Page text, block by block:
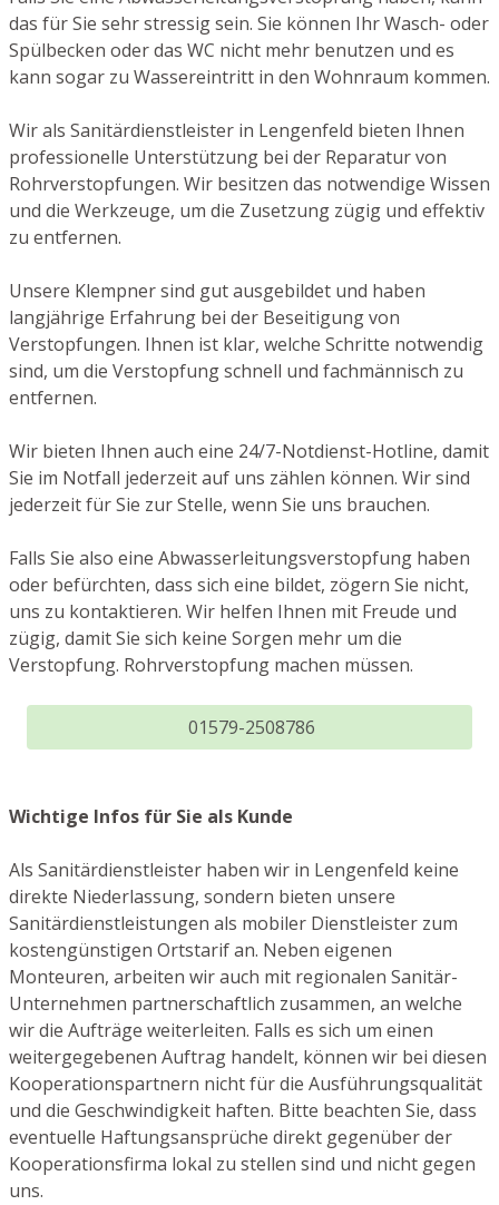
das für Sie sehr stressig sein. Sie können Ihr Wasch- oder
Spülbecken oder das WC nicht mehr benutzen und es
kann sogar zu Wassereintritt in den Wohnraum kommen.
Wir als Sanitärdienstleister in Lengenfeld bieten Ihnen
professionelle Unterstützung bei der Reparatur von
Rohrverstopfungen. Wir besitzen das notwendige Wissen
und die Werkzeuge, um die Zusetzung zügig und effektiv
zu entfernen.
Unsere Klempner sind gut ausgebildet und haben
langjährige Erfahrung bei der Beseitigung von
Verstopfungen. Ihnen ist klar, welche Schritte notwendig
sind, um die Verstopfung schnell und fachmännisch zu
entfernen.
Wir bieten Ihnen auch eine 24/7-Notdienst-Hotline, damit
Sie im Notfall jederzeit auf uns zählen können. Wir sind
jederzeit für Sie zur Stelle, wenn Sie uns brauchen.
Falls Sie also eine Abwasserleitungsverstopfung haben
oder befürchten, dass sich eine bildet, zögern Sie nicht,
uns zu kontaktieren. Wir helfen Ihnen mit Freude und
zügig, damit Sie sich keine Sorgen mehr um die
Verstopfung. Rohrverstopfung machen müssen.
01579-2508786
Wichtige Infos für Sie als Kunde
Als Sanitärdienstleister haben wir in Lengenfeld keine
direkte Niederlassung, sondern bieten unsere
Sanitärdienstleistungen als mobiler Dienstleister zum
kostengünstigen Ortstarif an. Neben eigenen
Monteuren, arbeiten wir auch mit regionalen Sanitär-
Unternehmen partnerschaftlich zusammen, an welche
wir die Aufträge weiterleiten. Falls es sich um einen
weitergegebenen Auftrag handelt, können wir bei diesen
Kooperationspartnern nicht für die Ausführungsqualität
und die Geschwindigkeit haften. Bitte beachten Sie, dass
eventuelle Haftungsansprüche direkt gegenüber der
Kooperationsfirma lokal zu stellen sind und nicht gegen
uns.